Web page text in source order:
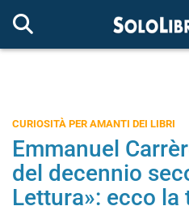
CURIOSITÀ PER AMANTI DEI LIBRI
Emmanuel
del decennio
Lettura»: ecco la